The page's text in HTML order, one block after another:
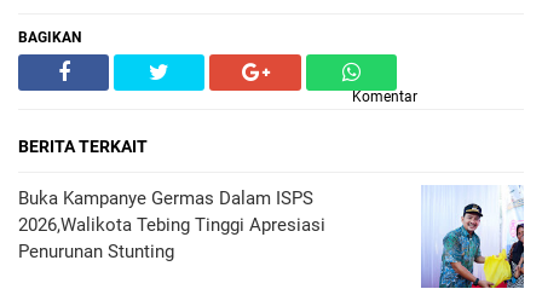
BAGIKAN
Komentar
BERITA TERKAIT
Buka Kampanye Germas Dalam ISPS
2026,Walikota Tebing Tinggi Apresiasi
Penurunan Stunting